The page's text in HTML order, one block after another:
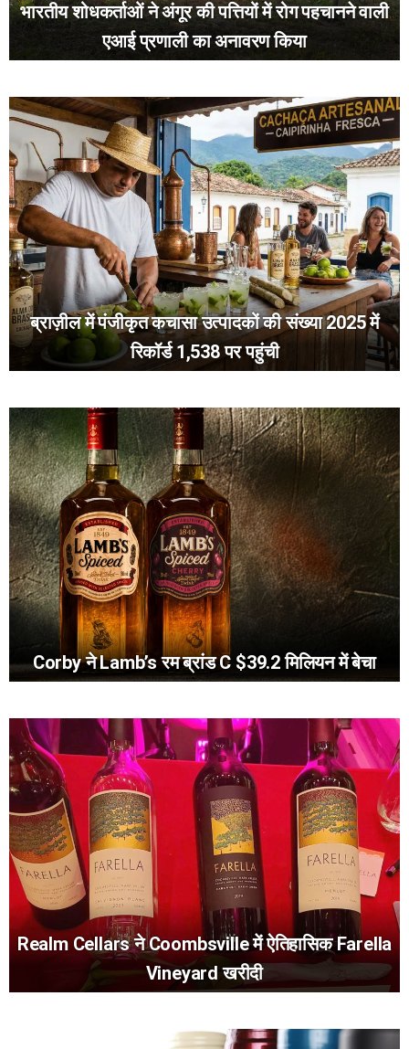
भारतीय शोधकर्ताओं ने अंगूर की पत्तियों में रोग पहचानने वाली
एआई प्रणाली का अनावरण किया
ब्राज़ील में पंजीकृत कचासा उत्पादकों की संख्या 2025 में
रिकॉर्ड 1,538 पर पहुंची
Corby ने Lamb’s रम ब्रांड C $39.2 मिलियन में बेचा
Realm Cellars ने Coombsville में ऐतिहासिक Farella
Vineyard खरीदी